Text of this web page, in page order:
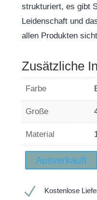
strukturiert, es gibt
Leidenschaft und
allen Produkten
Zusätzliche
Farbe
Große
Material
Ausverkauft
N Kostenlose